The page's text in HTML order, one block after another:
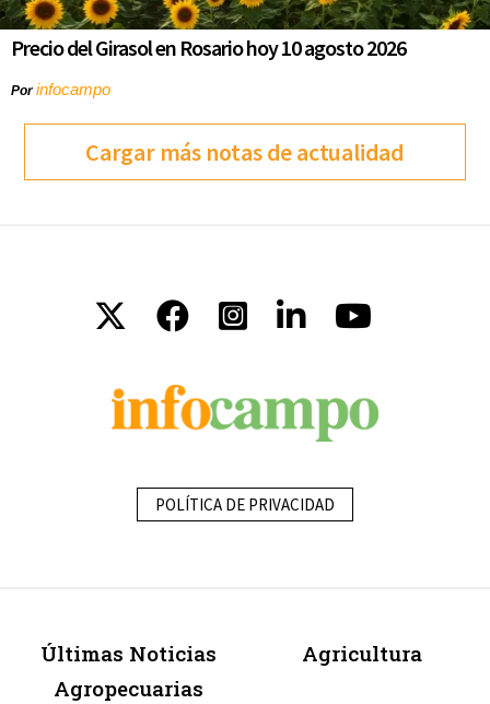
Precio del Girasol en Rosario hoy 10 agosto 2026
Porinfocampo
Cargar más notas de actualidad
POLÍTICA DE PRIVACIDAD
Últimas Noticias
Agropecuarias
Agricultura